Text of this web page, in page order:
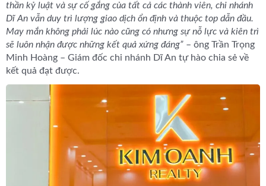
thần kỷ luật và sự cố gắng của tất cả các thành viên, chi nhánh
Dĩ An vẫn duy trì lượng giao dịch ổn định và thuộc top dẫn đầu.
May mắn không phải lúc nào cũng có nhưng sự nỗ lực và kiên trì
sẽ luôn nhận được những kết quả xứng đáng” – ông Trần Trọng
Minh Hoàng – Giám đốc chi nhánh Dĩ An tự hào chia sẻ về
kết quả đạt được.